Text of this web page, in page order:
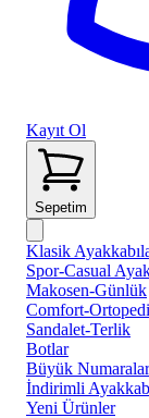
Kayıt Ol
Sepetim
Klasik
Spor-Casual
Makosen-Günlük
Comfort-
Sandalet-Terlik
Botlar
Büyük Numaralar
İndirimli
Yeni Ürünler